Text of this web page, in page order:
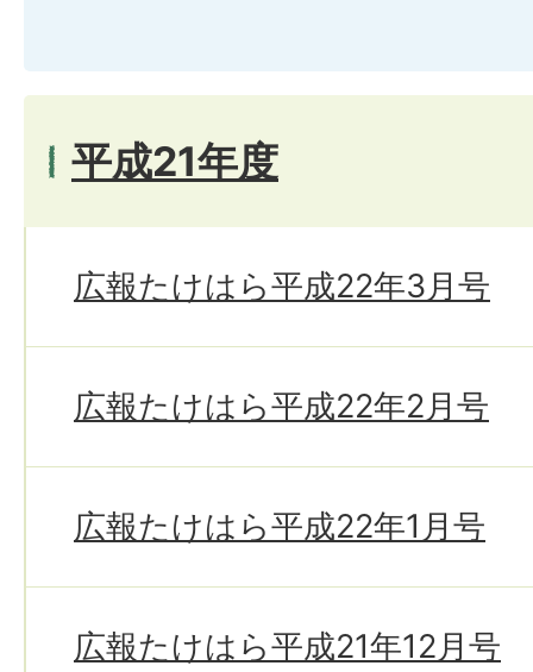
平成21年度
広報たけはら平成22年3月号
広報たけはら平成22年2月号
広報たけはら平成22年1月号
広報たけはら平成21年12月号